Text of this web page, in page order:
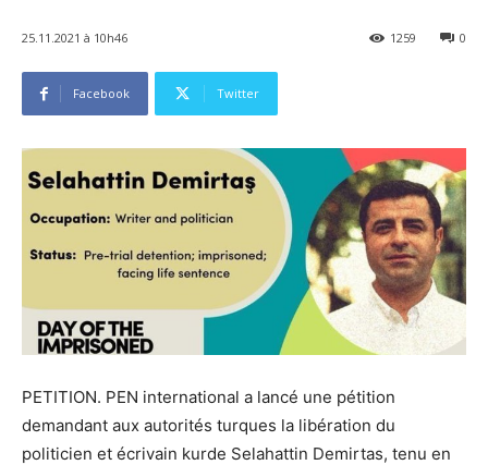
25.11.2021 à 10h46 0
1259
Facebook Twitter
PETITION. PEN international a lancé une pétition
demandant aux autorités turques la libération du
politicien et écrivain kurde Selahattin Demirtas, tenu en